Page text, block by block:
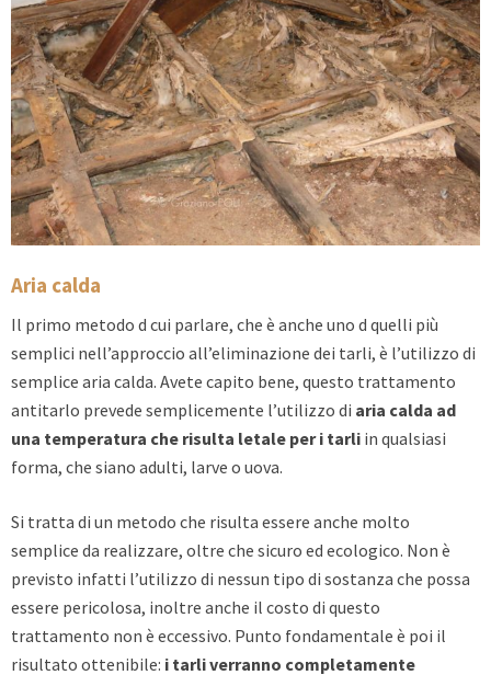
Aria calda
Il primo metodo d cui parlare, che è anche uno d quelli più
semplici nell’approccio all’eliminazione dei tarli, è l’utilizzo di
semplice aria calda. Avete capito bene, questo trattamento
antitarlo prevede semplicemente l’utilizzo di aria calda ad
una temperatura che risulta letale per i tarli in qualsiasi
forma, che siano adulti, larve o uova.
Si tratta di un metodo che risulta essere anche molto
semplice da realizzare, oltre che sicuro ed ecologico. Non è
previsto infatti l’utilizzo di nessun tipo di sostanza che possa
essere pericolosa, inoltre anche il costo di questo
trattamento non è eccessivo. Punto fondamentale è poi il
risultato ottenibile: i tarli verranno completamente